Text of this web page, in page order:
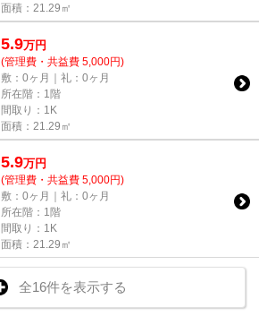
面積：21.29㎡
5.9万円
(管理費・共益費 5,000円)
敷：0ヶ月｜礼：0ヶ月
所在階：1階
間取り：1K
面積：21.29㎡
5.9万円
(管理費・共益費 5,000円)
敷：0ヶ月｜礼：0ヶ月
所在階：1階
間取り：1K
面積：21.29㎡
全16件を表示する